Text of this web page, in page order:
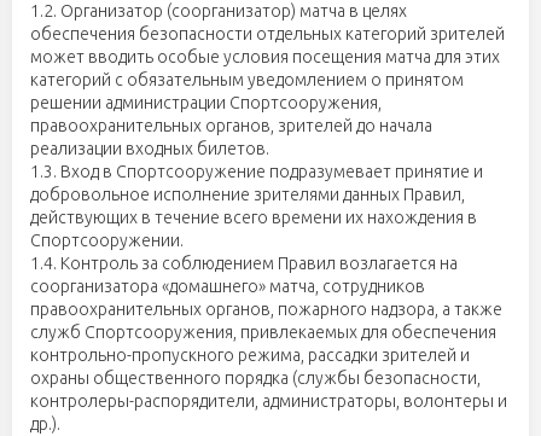
1.2. Организатор (соорганизатор) матча в целях
обеспечения безопасности отдельных категорий зрителей
может вводить особые условия посещения матча для этих
категорий с обязательным уведомлением о принятом
решении администрации Спортсооружения,
правоохранительных органов, зрителей до начала
реализации входных билетов.
1.3. Вход в Спортсооружение подразумевает принятие и
добровольное исполнение зрителями данных Правил,
действующих в течение всего времени их нахождения в
Спортсооружении.
1.4. Контроль за соблюдением Правил возлагается на
соорганизатора «домашнего» матча, сотрудников
правоохранительных органов, пожарного надзора, а также
служб Спортсооружения, привлекаемых для обеспечения
контрольно-пропускного режима, рассадки зрителей и
охраны общественного порядка (службы безопасности,
контролеры-распорядители, администраторы, волонтеры и
др.).